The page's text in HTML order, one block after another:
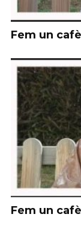
Fem un
Fem un